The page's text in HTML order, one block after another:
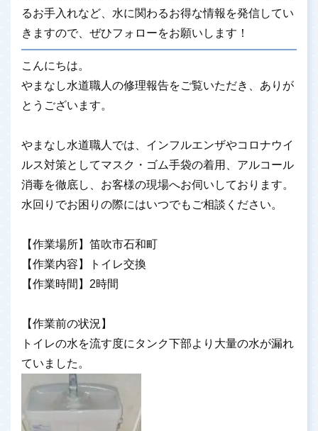
るお手入れなど、水に関わるお得な情報を発信してい
きますので、ぜひフォローをお願いします！
こんにちは。
やまなし水道職人の修理報告をご覧いただき、ありが
とうございます。
やまなし水道職人では、インフルエンザやコロナウイ
ルス対策としてマスク・ゴム手袋の着用、アルコール
消毒を徹底し、お客様の現場へお伺いしております。
水回りでお困りの際にはいつでもご相談ください。
【作業場所】笛吹市石和町
【作業内容】トイレ交換
【作業時間】2時間
【作業前の状況】
トイレの水を流す度にタンク下部より大量の水が漏れ
ていました。